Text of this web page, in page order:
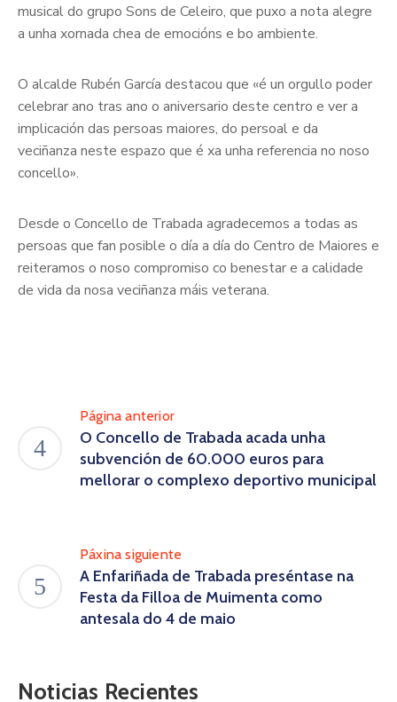
musical do grupo Sons de Celeiro, que puxo a nota alegre
a unha xornada chea de emocións e bo ambiente.
O alcalde Rubén García destacou que «é un orgullo poder
celebrar ano tras ano o aniversario deste centro e ver a
implicación das persoas maiores, do persoal e da
veciñanza neste espazo que é xa unha referencia no noso
concello».
Desde o Concello de Trabada agradecemos a todas as
persoas que fan posible o día a día do Centro de Maiores e
reiteramos o noso compromiso co benestar e a calidade
de vida da nosa veciñanza máis veterana.
Página anterior
O Concello de Trabada acada unha
subvención de 60.000 euros para
mellorar o complexo deportivo municipal
Páxina siguiente
A Enfariñada de Trabada preséntase na
Festa da Filloa de Muimenta como
antesala do 4 de maio
Noticias Recientes